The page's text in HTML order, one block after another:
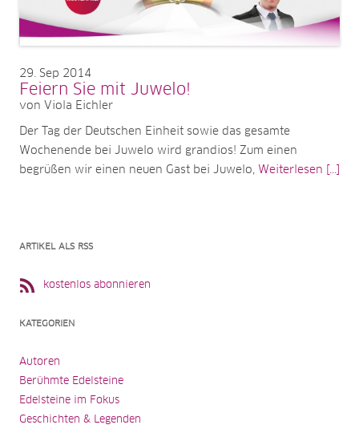
29 Sep 2014
Feiern Sie mit Juwelo!
von Viola Eichler
Der Tag der Deutschen Einheit sowie das gesamte
Wochenende bei Juwelo wird grandios! Zum einen
begrüßen wir einen neuen Gast bei Juwelo, Weiterlesen [...]
ARTIKEL ALS RSS
kostenlos abonnieren
KATEGORIEN
Autoren
Berühmte Edelsteine
Edelsteine im Fokus
Geschichten & Legenden